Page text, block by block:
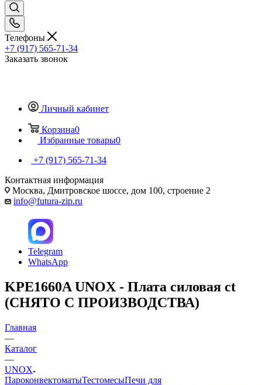
Телефоны
+7 (917) 565-71-34
Заказать звонок
Личный кабинет
Корзина0
Избранные товары0
+7 (917) 565-71-34
Контактная информация
Москва, Дмитровское шоссе, дом 100, строение 2
info@futura-zip.ru
Telegram
WhatsApp
KPE1660A UNOX - Плата силовая ct
(СНЯТО С ПРОИЗВОДСТВА)
Главная
—
Каталог
—
UNOX
ПароконвектоматыТестомесыПечи для